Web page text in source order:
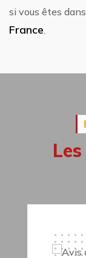
si vous êtes dans
France.